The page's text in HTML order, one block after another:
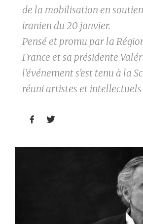
de la mobilisation en
iranien du 20 janvier.
Pensé et promu par la
France et sa présidente
l’événement s’est tenu à la
réuni artistes et intellectuels
 